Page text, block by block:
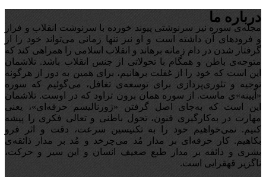
درباره ما
مجله‌ی سوره نیز سرنوشتی پیوند خورده با سرنوشت انقلاب و فراز
و فرودهای آن داشته است و او نیز تنها زمانی می‌تواند خود را از
گرفتار شدن در دام زمانه برهاند و انقلاب اسلامی را همراهی کند که
متوجه‌ی باطن و همگام با تحولاتی از جنس انقلاب باشد. تلاشمان
این است که خود را از غفلت برهانیم، برای همین به دور از هرگونه
توجیه‌ و تئوری‌پردازی برای توسعه‌ی تغافل،‌ می‌گوئیم که سوره
«آیینه‌»ی ماست. از سوره همان برون تراود که در اوست. تلاشمان
این است که به‌جای اصل گرفتن «ژورنالیسم حرفه‌ای»، یعنی
مهارت در به‌کارگیری فنون، تحول باطنی و تعالی فکری را پیشه
کنیم. نمی‌خواهیم خود را به تکنیسین سرعت، دقت و اثر فرو
بکاهیم. کار حرفه‌ای بر مدار مُد می‌چرخد و مُد بر مدار ذائقه‌ی
بشری و ذائقه بر مدار طبع ضعیف انسان و این سیر و حرکت،
ناگزیر قهقرایی است.